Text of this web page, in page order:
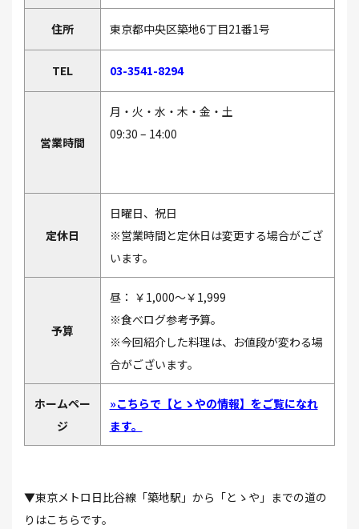
住所 東京都中央区築地6丁目21番1号
TEL 03-3541-8294
営業時間
月・火・水・木・金・土
09:30 – 14:00
定休日
日曜日、祝日
※営業時間と定休日は変更する場合がござ
います。
予算
昼： ￥1,000～￥1,999
※食べログ参考予算。
※今回紹介した料理は、お値段が変わる場
合がございます。
ホームペー
ジ
»こちらで【とゝやの情報】をご覧になれ
ます。
▼東京メトロ日比谷線「築地駅」から「とゝや」までの道の
りはこちらです。